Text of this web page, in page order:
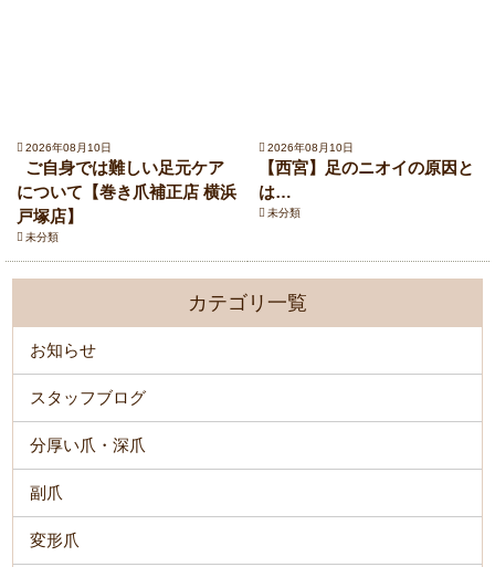
2026年08月10日
ご自身では難しい足元ケア
について【巻き爪補正店 横浜
戸塚店】
未分類
2026年08月10日
【西宮】足のニオイの原因と
は…
未分類
カテゴリ一覧
お知らせ
スタッフブログ
分厚い爪・深爪
副爪
変形爪